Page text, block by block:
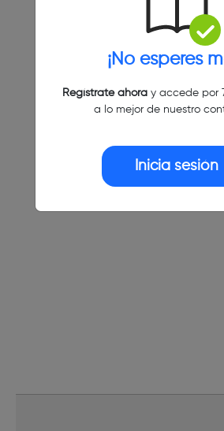
¡No esperes
Regístrate ahoray accede por
a lo mejor de nuestro
Inicia sesión